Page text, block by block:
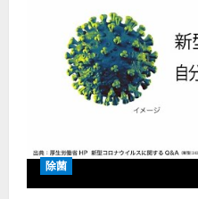
だ
さ
い
己
防
衛
が
命
を
守
る】
水
酸
化
素
減
さ
せ
ま
す！】
コ
ロ
ナ
ウ
ス
対
除
除菌